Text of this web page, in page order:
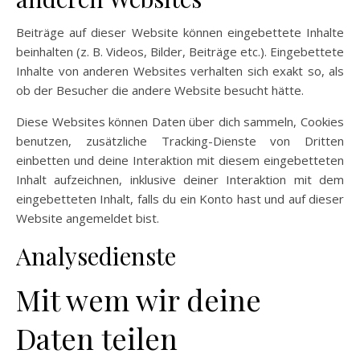
Beiträge auf dieser Website können eingebettete Inhalte
beinhalten (z. B. Videos, Bilder, Beiträge etc.). Eingebettete
Inhalte von anderen Websites verhalten sich exakt so, als
ob der Besucher die andere Website besucht hätte.
Diese Websites können Daten über dich sammeln, Cookies
benutzen, zusätzliche Tracking-Dienste von Dritten
einbetten und deine Interaktion mit diesem eingebetteten
Inhalt aufzeichnen, inklusive deiner Interaktion mit dem
eingebetteten Inhalt, falls du ein Konto hast und auf dieser
Website angemeldet bist.
Analysedienste
Mit wem wir deine
Daten teilen